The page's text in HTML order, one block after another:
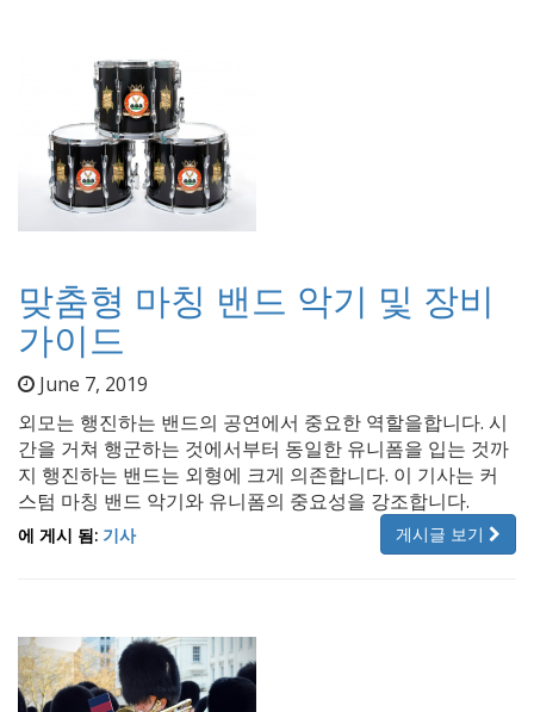
맞춤형 마칭 밴드 악기 및 장비
가이드
June 7, 2019
외모는 행진하는 밴드의 공연에서 중요한 역할을합니다. 시
간을 거쳐 행군하는 것에서부터 동일한 유니폼을 입는 것까
지 행진하는 밴드는 외형에 크게 의존합니다. 이 기사는 커
스텀 마칭 밴드 악기와 유니폼의 중요성을 강조합니다.
게시글 보기
에 게시 됨: 기사